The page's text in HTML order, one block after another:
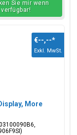
Sie mir wenn
verfügbar!
More
€--,--*
Exkl. MwSt.